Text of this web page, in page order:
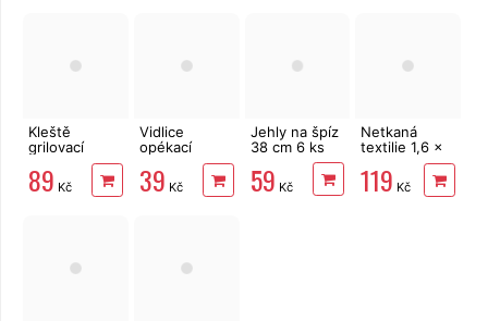
Kleště
grilovací
Strend Pro
Grill
89 Kč
Vidlice
opékací
teleskopická
24 - 86 cm
39 Kč
Jehly na špíz
38 cm 6 ks
59 Kč
Netkaná
textilie 1,6 x
10 m mulč,
černá
119 Kč